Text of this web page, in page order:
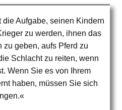
die Aufgabe, seinen Kindern
zu werden, ihnen das
zu geben, aufs Pferd zu
Schlacht zu reiten, wenn
Wenn Sie es von Ihrem
haben, müssen Sie sich